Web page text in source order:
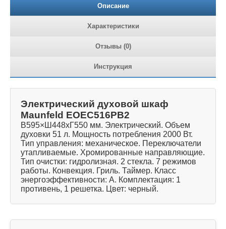
Описание
Характеристики
Отзывы (0)
Инструкция
Электрический духовой шкаф
Maunfeld EOEC516PB2
В595×Ш448хГ550 мм. Электрический. Объем
духовки 51 л. Мощность потребления 2000 Вт.
Тип управления: механическое. Переключатели
утапливаемые. Хромированные направляющие.
Тип очистки: гидролизная. 2 стекла. 7 режимов
работы. Конвекция. Гриль. Таймер. Класс
энергоэффективности: A. Комплектация: 1
противень, 1 решетка. Цвет: черный.